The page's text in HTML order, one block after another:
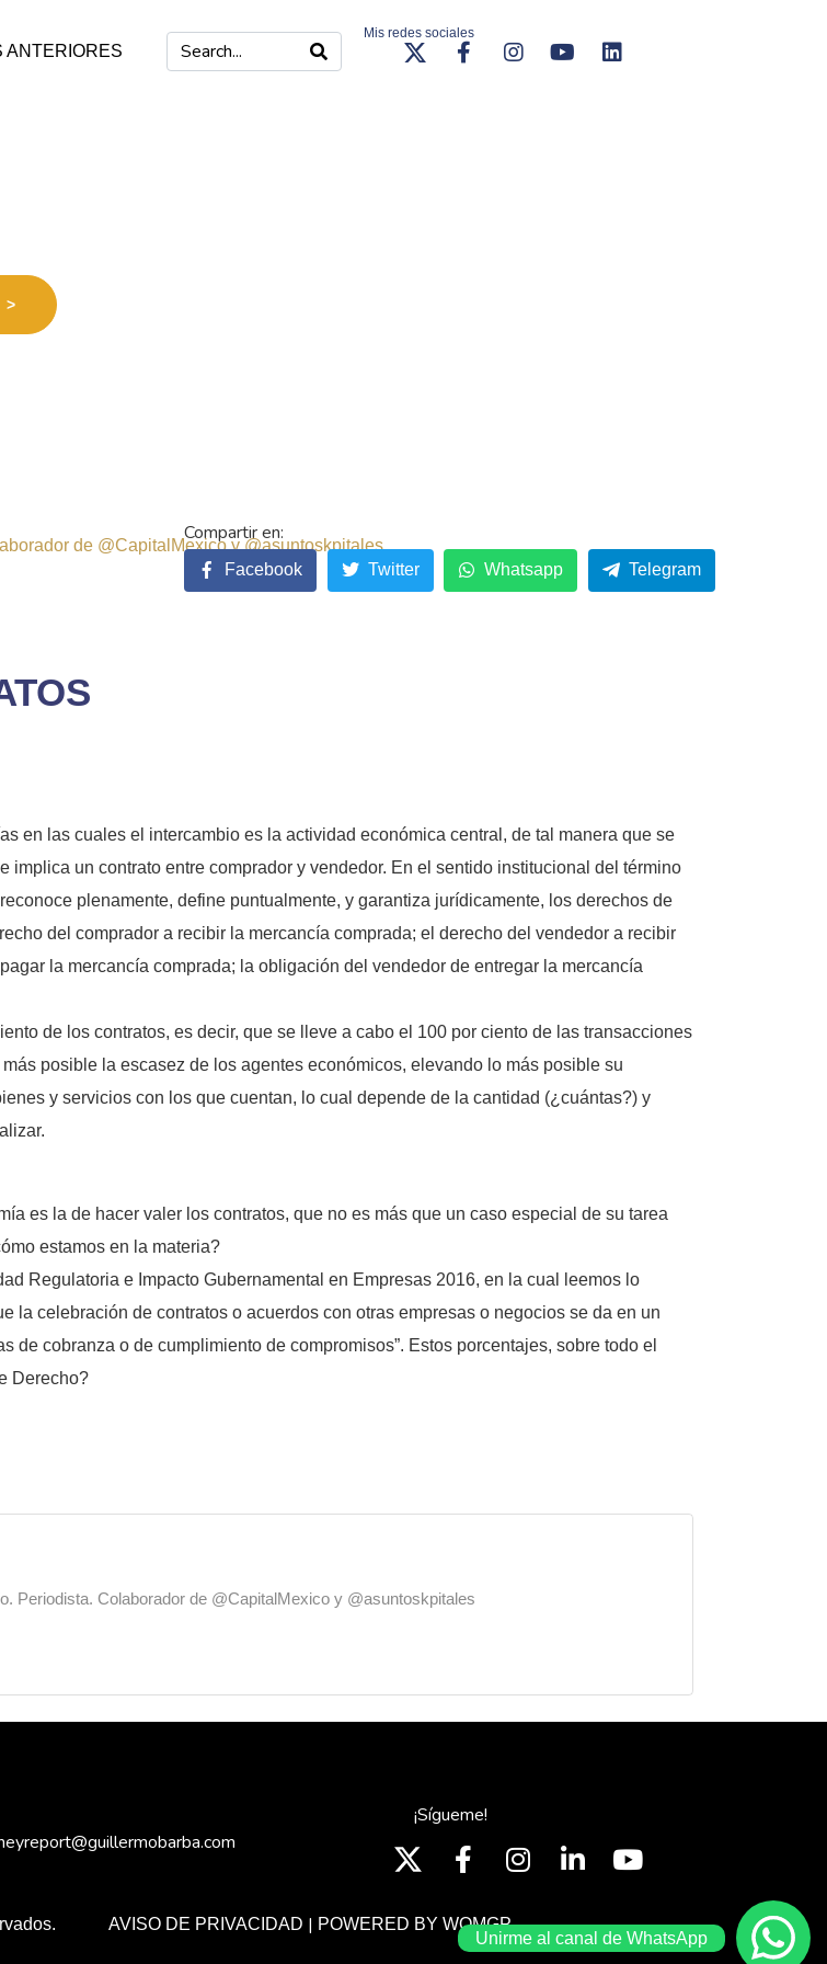
ANTERIORES
Mis redes sociales
>
de @CapitalMexico y @asuntoskpitales
en las cuales el intercambio es la actividad económica central, de tal manera que se
implica un contrato entre comprador y vendedor. En el sentido institucional del término
plenamente, define puntualmente, y garantiza jurídicamente, los derechos de
del comprador a recibir la mercancía comprada; el derecho del vendedor a recibir
la mercancía comprada; la obligación del vendedor de entregar la mercancía
de los contratos, es decir, que se lleve a cabo el 100 por ciento de las transacciones
posible la escasez de los agentes económicos, elevando lo más posible su
y servicios con los que cuentan, lo cual depende de la cantidad (¿cuántas?) y
es la de hacer valer los contratos, que no es más que un caso especial de su tarea
estamos en la materia?
Regulatoria e Impacto Gubernamental en Empresas 2016, en la cual leemos lo
la celebración de contratos o acuerdos con otras empresas o negocios se da en un
cobranza o de cumplimiento de compromisos”. Estos porcentajes, sobre todo el
Derecho?
Facebook Twitter Whatsapp Telegram
Periodista. Colaborador de @CapitalMexico y @asuntoskpitales
¡Sígueme!
AVISO DE PRIVACIDAD | POWERED BY WOMGP
Unirme al canal de WhatsApp